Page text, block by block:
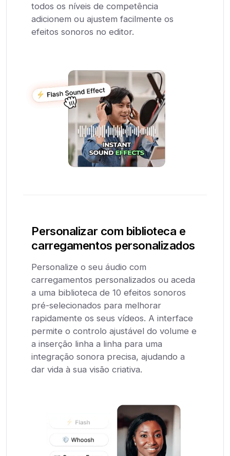
todos os níveis de competência
adicionem ou ajustem facilmente os
efeitos sonoros no editor.
Personalizar com biblioteca e
carregamentos personalizados
Personalize o seu áudio com
carregamentos personalizados ou aceda
a uma biblioteca de 10 efeitos sonoros
pré-selecionados para melhorar
rapidamente os seus vídeos. A interface
permite o controlo ajustável do volume e
a inserção linha a linha para uma
integração sonora precisa, ajudando a
dar vida à sua visão criativa.